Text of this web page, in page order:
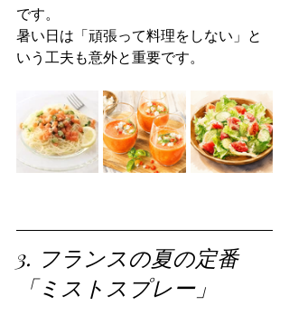
です。
暑い日は「頑張って料理をしない」と
いう工夫も意外と重要です。
3. フランスの夏の定番
「ミストスプレー」